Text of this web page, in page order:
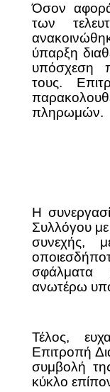
Όσον αφορά
των
ύπαρξη
υπόσχεση
τους.
πληρωμών.
Η
Συλλόγου με
συνεχής,
ανωτέρω
Τέλος,
Επιτροπή
συμβολή
κύκλο